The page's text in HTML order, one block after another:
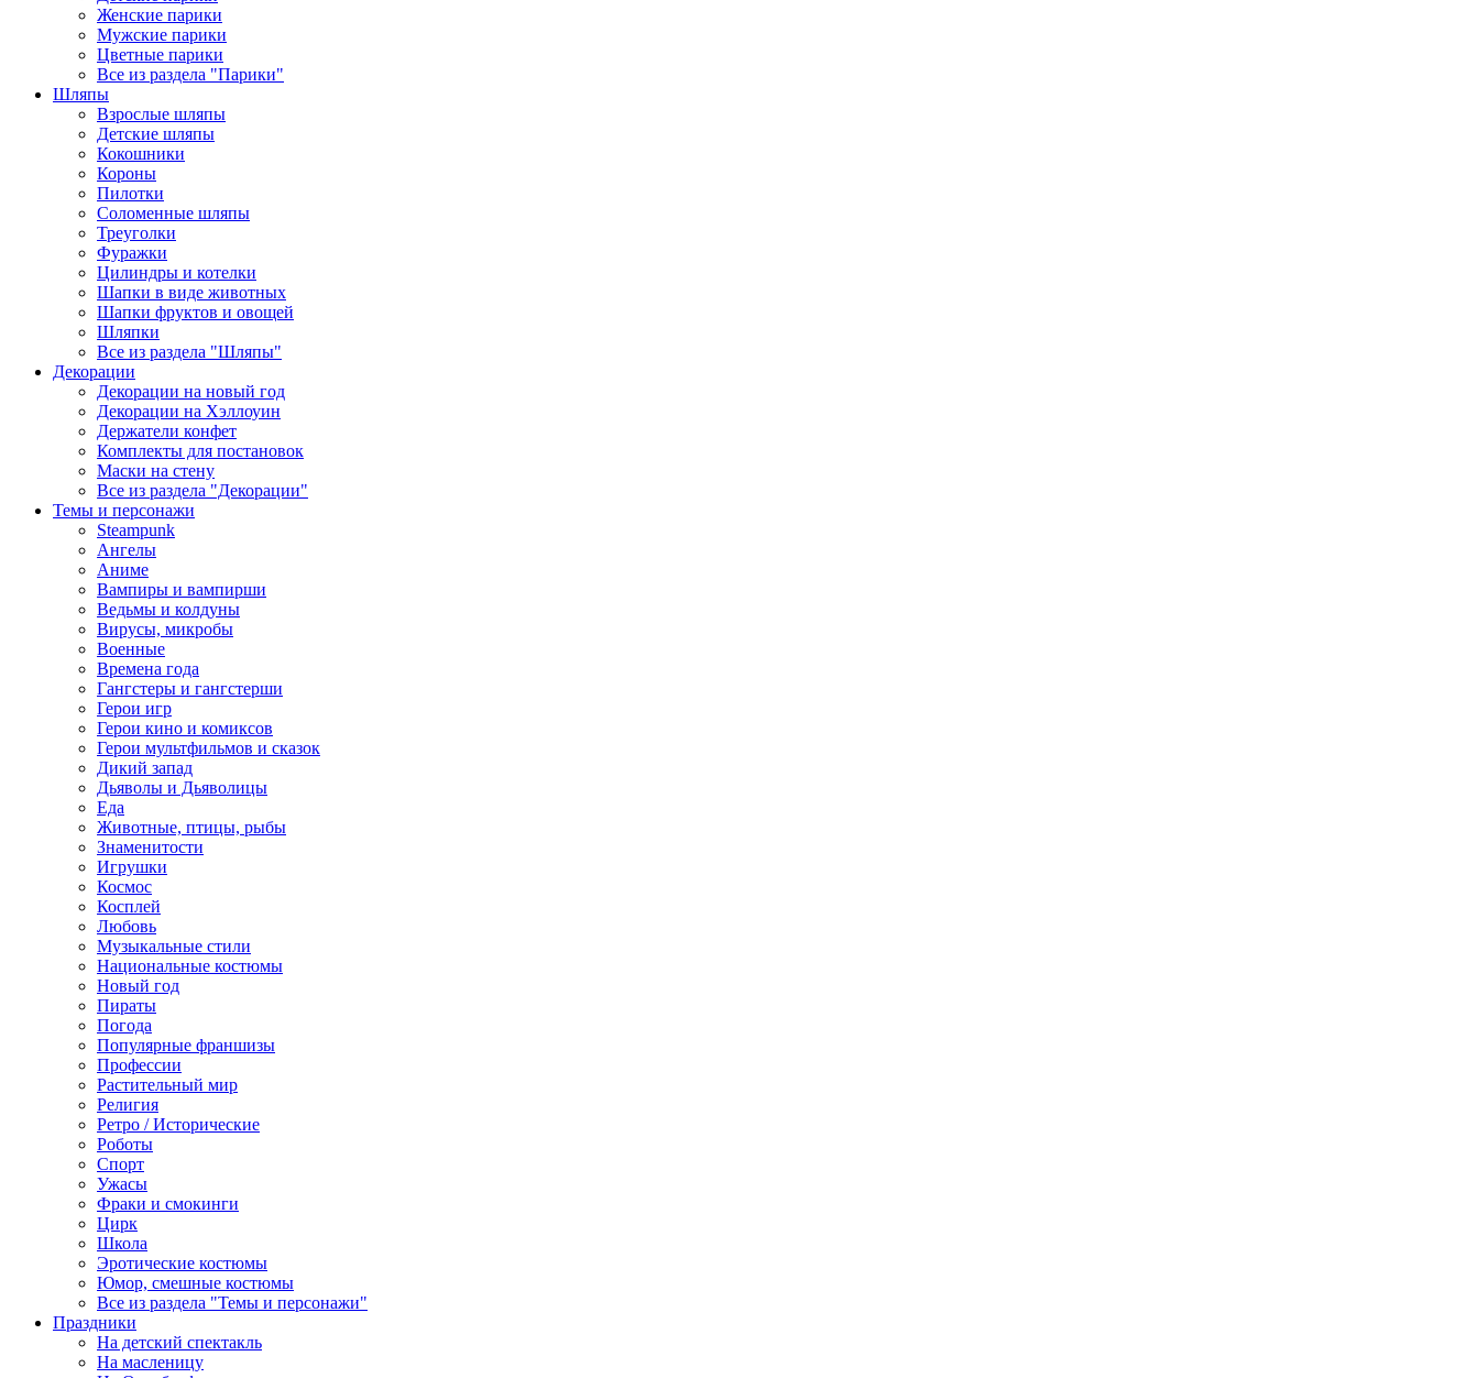
Женские парики
Мужские парики
Цветные парики
Все из раздела "Парики"
Шляпы
Взрослые шляпы
Детские шляпы
Кокошники
Короны
Пилотки
Соломенные шляпы
Треуголки
Фуражки
Цилиндры и котелки
Шапки в виде животных
Шапки фруктов и овощей
Шляпки
Все из раздела "Шляпы"
Декорации
Декорации на новый год
Декорации на Хэллоуин
Держатели конфет
Комплекты для постановок
Маски на стену
Все из раздела "Декорации"
Темы и персонажи
Steampunk
Ангелы
Аниме
Вампиры и вампирши
Ведьмы и колдуны
Вирусы, микробы
Военные
Времена года
Гангстеры и гангстерши
Герои игр
Герои кино и комиксов
Герои мультфильмов и сказок
Дикий запад
Дьяволы и Дьяволицы
Еда
Животные, птицы, рыбы
Знаменитости
Игрушки
Космос
Косплей
Любовь
Музыкальные стили
Национальные костюмы
Новый год
Пираты
Погода
Популярные франшизы
Профессии
Растительный мир
Религия
Ретро / Исторические
Роботы
Спорт
Ужасы
Фраки и смокинги
Цирк
Школа
Эротические костюмы
Юмор, смешные костюмы
Все из раздела "Темы и персонажи"
Праздники
На детский спектакль
На масленицу